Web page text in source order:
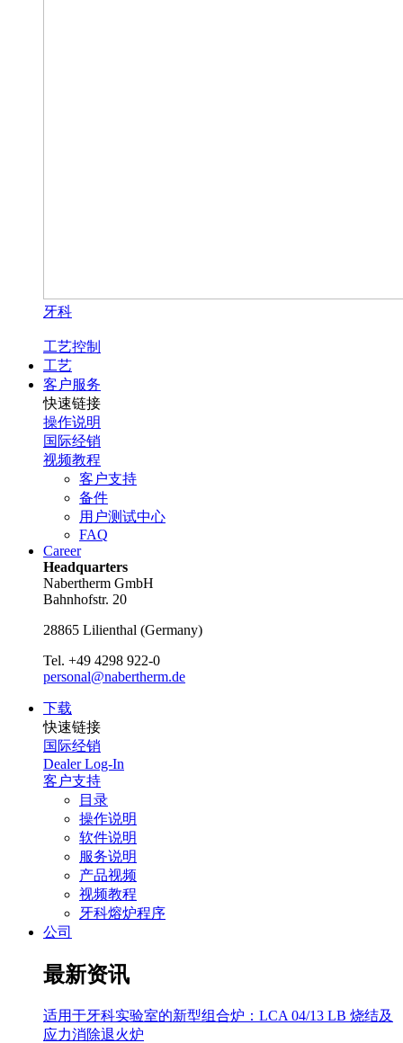
牙科
工艺控制
工艺
客户服务
快速链接
操作说明
国际经销
视频教程
客户支持
备件
用户测试中心
FAQ
Career
Headquarters
Nabertherm GmbH
Bahnhofstr. 20
28865 Lilienthal (Germany)
Tel. +49 4298 922-0
personal@nabertherm.de
下载
快速链接
国际经销
Dealer Log-In
客户支持
目录
操作说明
软件说明
服务说明
产品视频
视频教程
牙科熔炉程序
公司
最新资讯
适用于牙科实验室的新型组合炉：LCA 04/13 LB 烧结及
应力消除退火炉